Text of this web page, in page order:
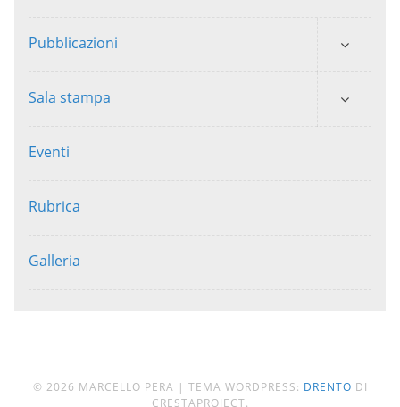
Pubblicazioni
Sala stampa
Eventi
Rubrica
Galleria
© 2026 MARCELLO PERA | TEMA WORDPRESS: DRENTO DI
CRESTAPROJECT.